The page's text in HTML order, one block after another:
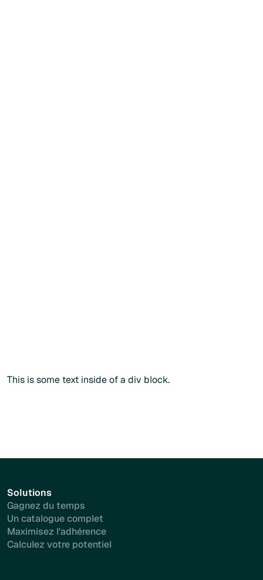
This is some text inside of a div block.
Solutions
Gagnez du temps
Un catalogue complet
Maximisez l'adhérence
Calculez votre potentiel